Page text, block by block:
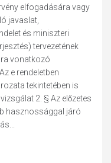
elfogadására vagy
javaslat,
és miniszteri
tervezetének
vonatkozó
e rendeletben
tekintetében is
2. § Az előzetes
hasznossággal járó